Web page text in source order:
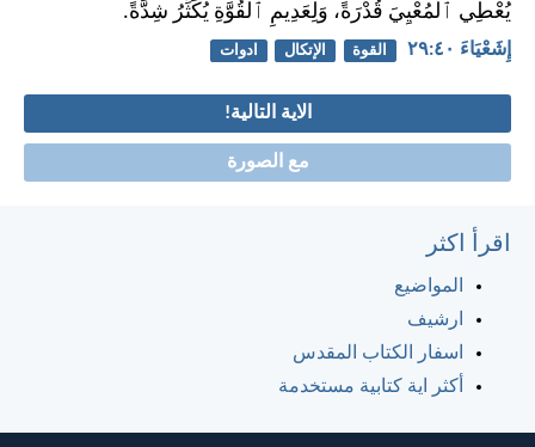
يُعْطِي ٱلْمُعْيِيَ قُدْرَةً، وَلِعَدِيمِ ٱلْقُوَّةِ يُكَثِّرُ شِدَّةً.
إِشَعْيَاءَ ٤٠:‏٢٩ القوة الإتكال ادوات
الاية التالية!
مع الصورة
اقرأ اكثر
المواضيع
ارشيف
اسفار الكتاب المقدس
أكثر اية كتابية مستخدمة